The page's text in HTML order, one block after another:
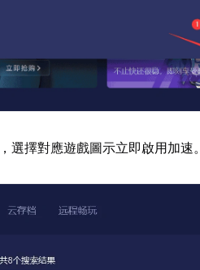
擇對應遊戲圖示立即啟用加速。